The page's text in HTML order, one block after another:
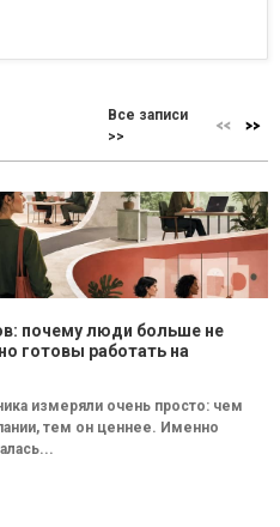
Все записи
>>
почему люди больше не
готовы работать на
измеряли очень просто: чем
тем он ценнее. Именно